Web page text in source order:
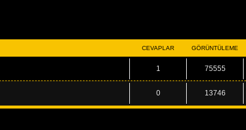
CEVAPLAR GÖRÜNTÜLEME
1 75555
0 13746